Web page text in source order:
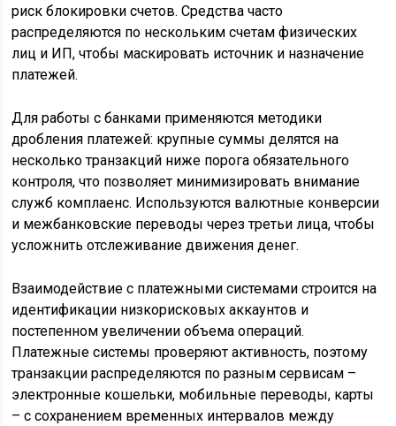
риск блокировки счетов. Средства часто
распределяются по нескольким счетам физических
лиц и ИП, чтобы маскировать источник и назначение
платежей.
Для работы с банками применяются методики
дробления платежей: крупные суммы делятся на
несколько транзакций ниже порога обязательного
контроля, что позволяет минимизировать внимание
служб комплаенс. Используются валютные конверсии
и межбанковские переводы через третьи лица, чтобы
усложнить отслеживание движения денег.
Взаимодействие с платежными системами строится на
идентификации низкорисковых аккаунтов и
постепенном увеличении объема операций.
Платежные системы проверяют активность, поэтому
транзакции распределяются по разным сервисам –
электронные кошельки, мобильные переводы, карты
– с сохранением временных интервалов между